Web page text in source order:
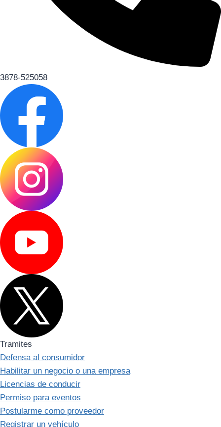
3878-525058
Tramites
Defensa al consumidor
Habilitar un negocio o una empresa
Licencias de conducir
Permiso para eventos
Postularme como proveedor
Registrar un vehículo